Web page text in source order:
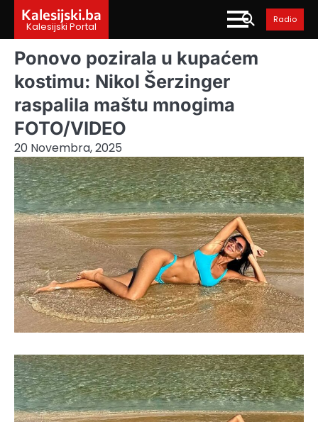
content
Kalesijski.ba
Kalesijski Portal
Radio
Ponovo pozirala u kupaćem
kostimu: Nikol Šerzinger
raspalila maštu mnogima
FOTO/VIDEO
20 Novembra, 2025